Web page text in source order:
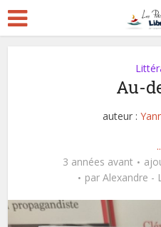
Au-
auteur :
3 années avant
par Alexandre -